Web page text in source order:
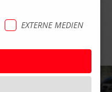
EXTERNE MEDIEN